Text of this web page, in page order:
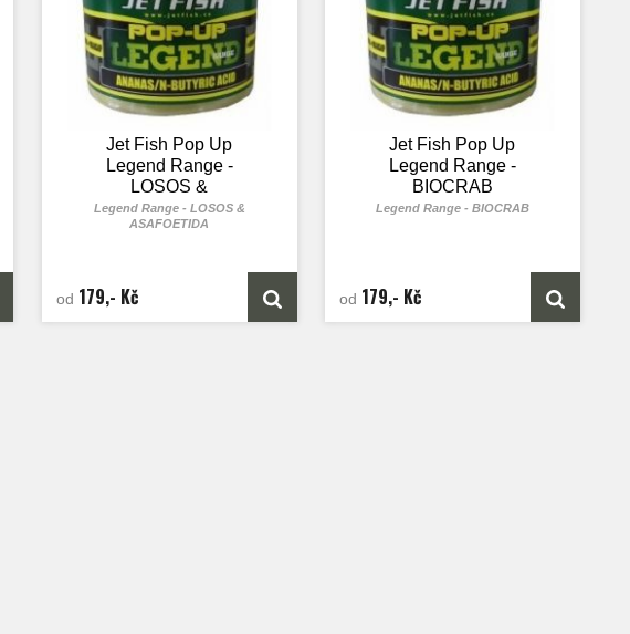
Jet Fish Pop Up
Legend Range -
LOSOS &
ASAFOETIDA
Legend Range - LOSOS &
ASAFOETIDA
od 179,- Kč
Jet Fish Pop Up
Legend Range -
BIOCRAB
Legend Range - BIOCRAB
od 179,- Kč